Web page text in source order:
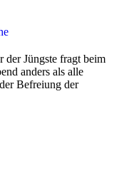
der Jüngste fragt beim
anders als alle
Befreiung der